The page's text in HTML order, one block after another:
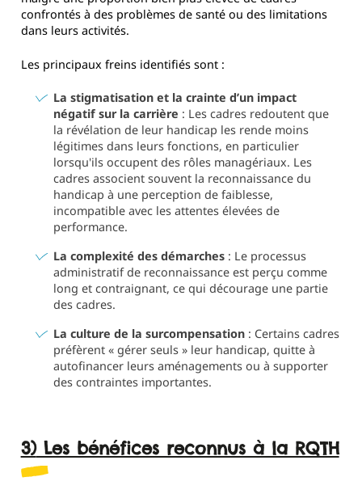
confrontés à des problèmes de santé ou des limitations
dans leurs activités.
Les principaux freins identifiés sont :
La stigmatisation et la crainte d’un impact
négatif sur la carrière : Les cadres redoutent que
la révélation de leur handicap les rende moins
légitimes dans leurs fonctions, en particulier
lorsqu'ils occupent des rôles managériaux. Les
cadres associent souvent la reconnaissance du
handicap à une perception de faiblesse,
incompatible avec les attentes élevées de
performance.
La complexité des démarches : Le processus
administratif de reconnaissance est perçu comme
long et contraignant, ce qui décourage une partie
des cadres.
La culture de la surcompensation: Certains cadres
préfèrent « gérer seuls » leur handicap, quitte à
autofinancer leurs aménagements ou à supporter
des contraintes importantes.
3) Les bénéfices reconnus à la RQTH